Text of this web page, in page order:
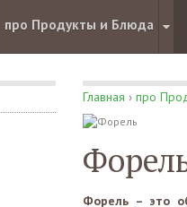
про Продукты и Блюда
Главная › про
Форель – это